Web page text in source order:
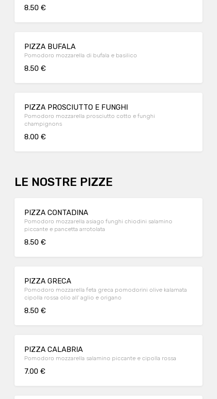
8.50 €
PIZZA BUFALA
Pomodoro mozzarella di bufala e basilico
8.50 €
PIZZA PROSCIUTTO E FUNGHI
Pomodoro mozzarella prosciutto cotto e funghi
champignons
8.00 €
LE NOSTRE PIZZE
PIZZA CONTADINA
Pomodoro mozzarella asiago funghi chiodini salamino
piccante e pancetta arrotolata
8.50 €
PIZZA GRECA
Pomodoro mozzarella feta greca pomodorini olive kalamata
cipolla rossa olio all' aglio e origano
8.50 €
PIZZA CALABRIA
Pomodoro mozzarella salamino piccante e cipolla rossa
7.00 €